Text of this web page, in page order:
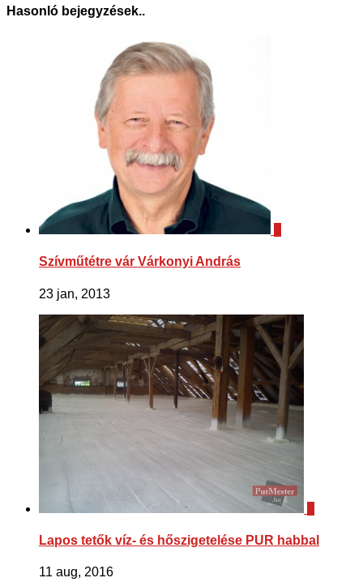
Hasonló bejegyzések..
Szívműtétre vár Várkonyi András
23 jan, 2013
Lapos tetők víz- és hőszigetelése PUR habbal
11 aug, 2016